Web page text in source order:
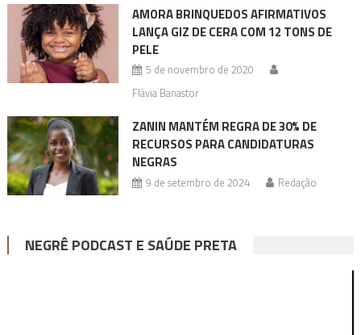
AMORA BRINQUEDOS AFIRMATIVOS
LANÇA GIZ DE CERA COM 12 TONS DE
PELE
5 de novembro de 2020
Flávia Banastor
ZANIN MANTÉM REGRA DE 30% DE
RECURSOS PARA CANDIDATURAS
NEGRAS
9 de setembro de 2024 Redação
NEGRÊ PODCAST E SAÚDE PRETA